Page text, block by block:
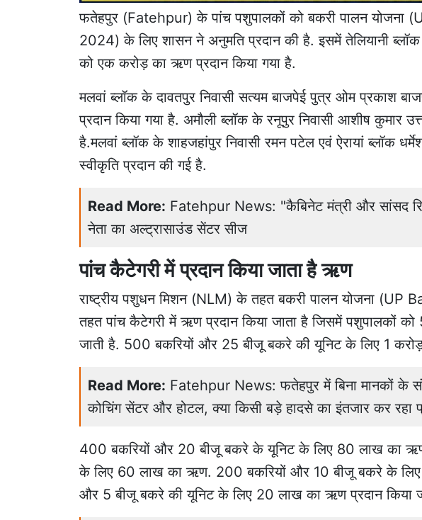
फतेहपुर (Fatehpur) के पांच पशुपालकों को बकरी पालन योजना
2024) के लिए शासन ने अनुमति प्रदान की है. इसमें तेलियानी ब्लॉक
को एक करोड़ का ऋण प्रदान किया गया है.
मलवां ब्लॉक के दावतपुर निवासी सत्यम बाजपेई पुत्र ओम प्रकाश
प्रदान किया गया है. अमौली ब्लॉक के रनूपुर निवासी आशीष कुमार
है.मलवां ब्लॉक के शाहजहांपुर निवासी रमन पटेल एवं ऐरायां ब्लॉक
स्वीकृति प्रदान की गई है.
Read More: Fatehpur News: "कैबिनेट मंत्री और सांसद
नेता का अल्ट्रासाउंड सेंटर सीज
पांच कैटेगरी में प्रदान किया जाता है ऋण
राष्ट्रीय पशुधन मिशन (NLM) के तहत बकरी पालन योजना
तहत पांच कैटेगरी में ऋण प्रदान किया जाता है जिसमें पशुपालकों को
जाती है. 500 बकरियों और 25 बीजू बकरे की यूनिट के लिए 1
Read More: Fatehpur News: फतेहपुर में बिना मानकों के
कोचिंग सेंटर और होटल, क्या किसी बड़े हादसे का इंतजार कर रहा
400 बकरियों और 20 बीजू बकरे के यूनिट के लिए 80 लाख का
के लिए 60 लाख का ऋण. 200 बकरियों और 10 बीजू बकरे के
और 5 बीजू बकरे की यूनिट के लिए 20 लाख का ऋण प्रदान किया